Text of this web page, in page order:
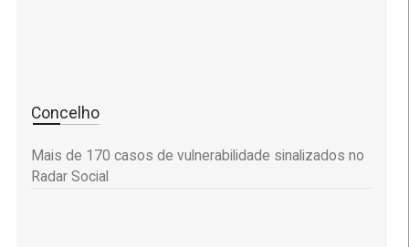
Concelho
Mais de 170 casos de vulnerabilidade sinalizados no
Radar Social